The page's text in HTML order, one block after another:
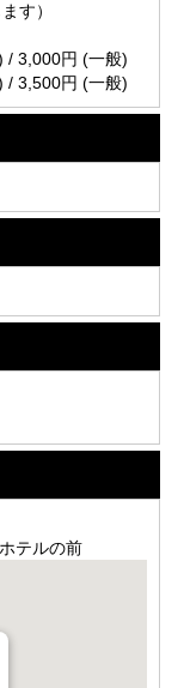
す）
/ 3,000円 (一般)
/ 3,500円 (一般)
テルの前